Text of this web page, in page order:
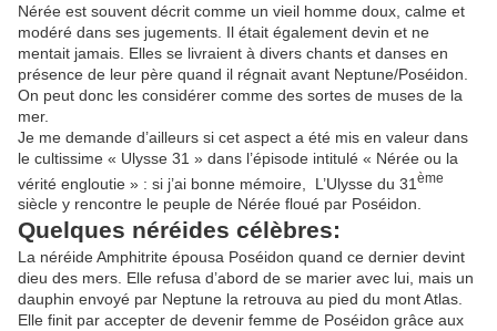
Nérée est souvent décrit comme un vieil homme doux, calme et
modéré dans ses jugements. Il était également devin et ne
mentait jamais. Elles se livraient à divers chants et danses en
présence de leur père quand il régnait avant Neptune/Poséidon.
On peut donc les considérer comme des sortes de muses de la
mer.
Je me demande d’ailleurs si cet aspect a été mis en valeur dans
le cultissime « Ulysse 31 » dans l’épisode intitulé « Nérée ou la
vérité engloutie » : si j’ai bonne mémoire, L’Ulysse du 31 ème
siècle y rencontre le peuple de Nérée floué par Poséidon.
Quelques néréides célèbres:
La néréide Amphitrite épousa Poséidon quand ce dernier devint
dieu des mers. Elle refusa d’abord de se marier avec lui, mais un
dauphin envoyé par Neptune la retrouva au pied du mont Atlas.
Elle finit par accepter de devenir femme de Poséidon grâce aux